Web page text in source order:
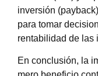
inversión
para tomar
rentabilidad de las
En conclusión, la